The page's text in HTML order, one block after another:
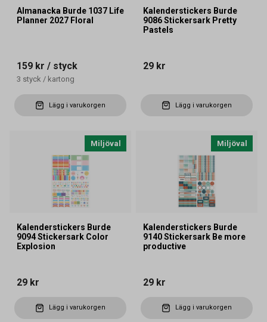
Almanacka Burde 1037 Life
Planner 2027 Floral
159 kr / styck
3 styck / kartong
Lägg i varukorgen
Kalenderstickers Burde
9086 Stickersark Pretty
Pastels
29 kr
Lägg i varukorgen
Miljöval
Kalenderstickers Burde
9094 Stickersark Color
Explosion
29 kr
Lägg i varukorgen
Miljöval
Kalenderstickers Burde
9140 Stickersark Be more
productive
29 kr
Lägg i varukorgen